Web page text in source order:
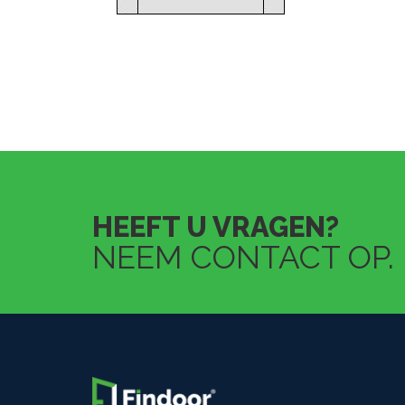
HEEFT U VRAGEN?
NEEM CONTACT OP.